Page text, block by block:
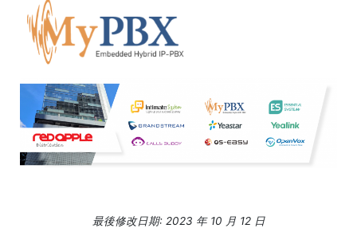
最後修改日期: 2023 年 10 月 12 日